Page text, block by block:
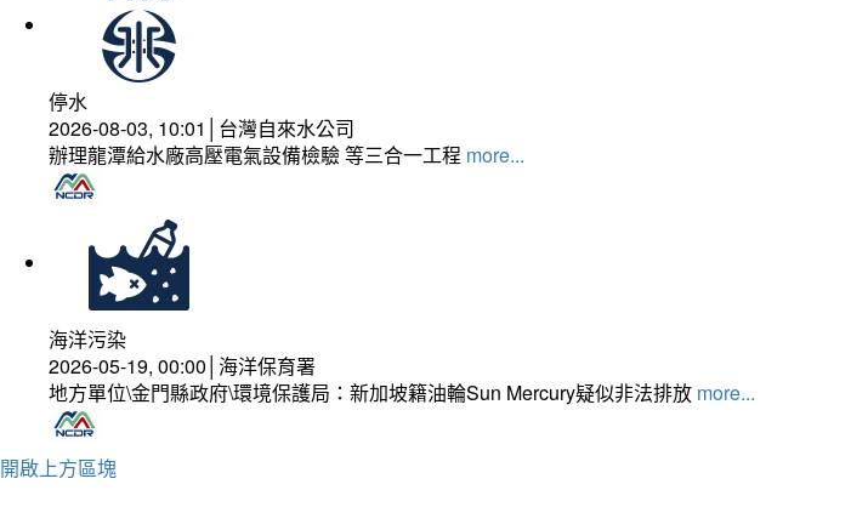
停水
2026-08-03, 10:01│台灣自來水公司
辦理龍潭給水廠高壓電氣設備檢驗 等三合一工程 more...
海洋污染
2026-05-19, 00:00│海洋保育署
地方單位\金門縣政府\環境保護局：新加坡籍油輪Sun Mercury疑似非法排放 more...
開啟上方區塊